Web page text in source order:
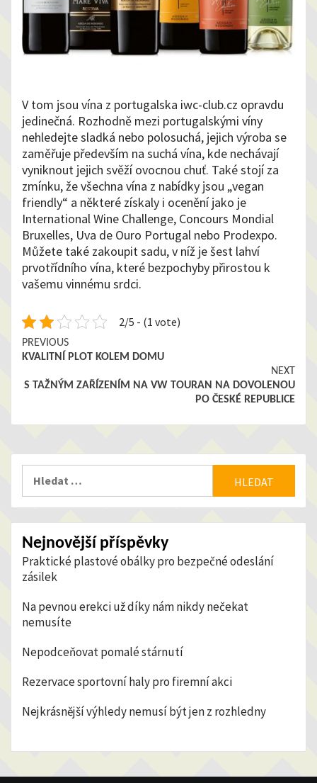
V tom jsou vína z portugalska iwc-club.cz opravdu
jedinečná. Rozhodně mezi portugalskými víny
nehledejte sladká nebo polosuchá, jejich výroba se
zaměřuje především na suchá vína, kde nechávají
vyniknout jejich svěží ovocnou chuť. Také stojí za
zmínku, že všechna vína z nabídky jsou „vegan
friendly“ a některé získaly i ocenění jako je
International Wine Challenge, Concours Mondial
Bruxelles, Uva de Ouro Portugal nebo Prodexpo.
Můžete také zakoupit sadu, v níž je šest lahví
prvotřídního vína, které bezpochyby přirostou k
vašemu vinnému srdci.
2/5 - (1 vote)
Continue
Reading
PREVIOUS
KVALITNÍ PLOT KOLEM DOMU
NEXT
S TAŽNÝM ZAŘÍZENÍM NA VW TOURAN NA DOVOLENOU
PO ČESKÉ REPUBLICE
Nejnovější příspěvky
Praktické plastové obálky pro bezpečné odeslání
zásilek
Na pevnou erekci už díky nám nikdy nečekat
nemusíte
Nepodceňovat pomalé stárnutí
Rezervace sportovní haly pro firemní akci
Nejkrásnější výhledy nemusí být jen z rozhledny